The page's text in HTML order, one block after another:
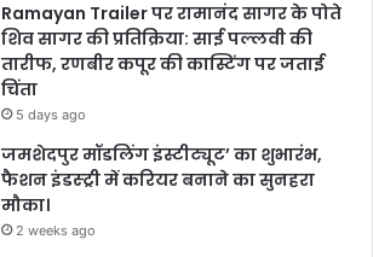
Ramayan Trailer पर रामानंद सागर के पोते
शिव सागर की प्रतिक्रिया: साई पल्लवी की
तारीफ, रणबीर कपूर की कास्टिंग पर जताई
चिंता
5 days ago
जमशेदपुर मॉडलिंग इंस्टीट्यूट’ का शुभारंभ,
फैशन इंडस्ट्री में करियर बनाने का सुनहरा
मौका।
2 weeks ago